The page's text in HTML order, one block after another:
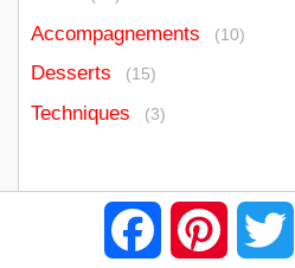
Accompagnements (10)
Desserts (15)
Techniques (3)
Chaud devant !
Pain perdu
Facebook Pinterest